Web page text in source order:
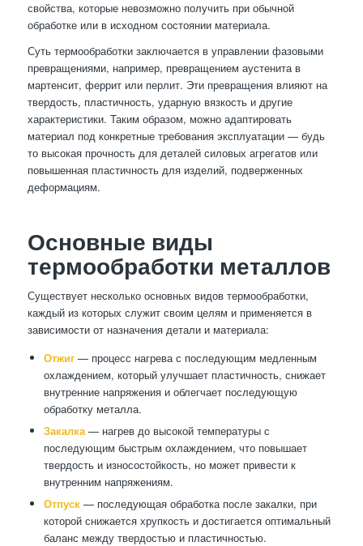
свойства, которые невозможно получить при обычной
обработке или в исходном состоянии материала.
Суть термообработки заключается в управлении фазовыми
превращениями, например, превращением аустенита в
мартенсит, феррит или перлит. Эти превращения влияют на
твердость, пластичность, ударную вязкость и другие
характеристики. Таким образом, можно адаптировать
материал под конкретные требования эксплуатации — будь
то высокая прочность для деталей силовых агрегатов или
повышенная пластичность для изделий, подверженных
деформациям.
Основные виды
термообработки металлов
Существует несколько основных видов термообработки,
каждый из которых служит своим целям и применяется в
зависимости от назначения детали и материала:
Отжиг— процесс нагрева с последующим медленным
охлаждением, который улучшает пластичность, снижает
внутренние напряжения и облегчает последующую
обработку металла.
Закалка— нагрев до высокой температуры с
последующим быстрым охлаждением, что повышает
твердость и износостойкость, но может привести к
внутренним напряжениям.
Отпуск— последующая обработка после закалки, при
которой снижается хрупкость и достигается оптимальный
баланс между твердостью и пластичностью.